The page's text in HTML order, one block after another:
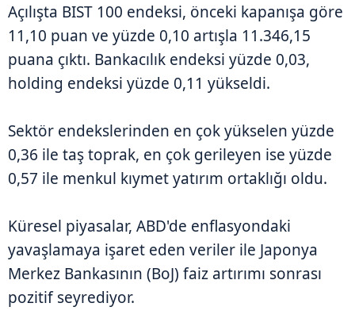
Açılışta BIST 100 endeksi, önceki kapanışa göre
11,10 puan ve yüzde 0,10 artışla 11.346,15
puana çıktı. Bankacılık endeksi yüzde 0,03,
holding endeksi yüzde 0,11 yükseldi.
Sektör endekslerinden en çok yükselen yüzde
0,36 ile taş toprak, en çok gerileyen ise yüzde
0,57 ile menkul kıymet yatırım ortaklığı oldu.
Küresel piyasalar, ABD'de enflasyondaki
yavaşlamaya işaret eden veriler ile Japonya
Merkez Bankasının (BoJ) faiz artırımı sonrası
pozitif seyrediyor.